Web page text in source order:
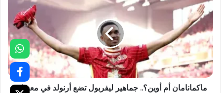
ماكمانامان أم أوين؟.. جماهير ليفربول تضع أرنولد في معسكر